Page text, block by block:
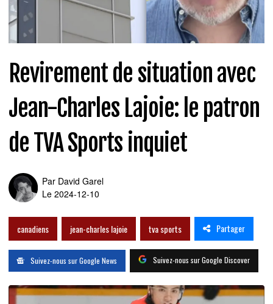
Revirement de situation avec
Jean-Charles Lajoie: le patron
de TVA Sports inquiet
Par David Garel
Le 2024-12-10
canadiens jean-charles lajoie tva sports Partager
Suivez-nous sur Google News Suivez-nous sur Google Discover